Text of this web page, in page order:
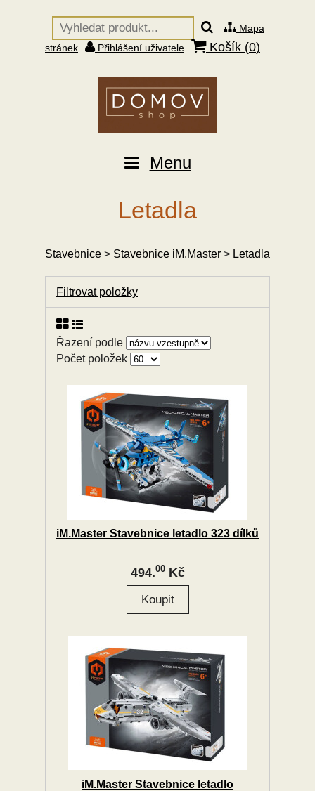
Mapa
stránek
Přihlášení uživatele Košík (0)
Menu
Letadla
Stavebnice > Stavebnice iM.Master > Letadla
Filtrovat položky
Řazení podle
Počet položek
iM.Master Stavebnice letadlo 323 dílků
494.00Kč
iM.Master Stavebnice letadlo